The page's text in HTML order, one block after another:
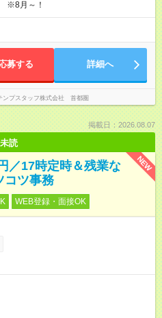
※8月～！
募する 詳細へ
ンプスタッフ株式会社 首都圏
掲載日：2026.08.07
未読
NEW
／17時定時＆残業な
コツ事務
WEB登録・面接OK